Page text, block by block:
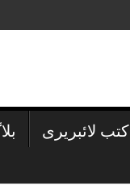
کتب لائبریری